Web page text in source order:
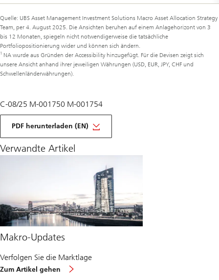
Quelle: UBS Asset Management Investment Solutions Macro Asset Allocation Strategy
Team, per 4. August 2025. Die Ansichten beruhen auf einem Anlagehorizont von 3
bis 12 Monaten, spiegeln nicht notwendigerweise die tatsächliche
Portfoliopositionierung wider und können sich ändern.
1 NA wurde aus Gründen der Accessibility hinzugefügt. Für die Devisen zeigt sich
unsere Ansicht anhand ihrer jeweiligen Währungen (USD, EUR, JPY, CHF und
Schwellenländerwährungen).
C-08/25 M-001750 M-001754
PDF herunterladen (EN)
monatliche
Makro-
2025
Verwandte Artikel
Makro-Updates
Verfolgen Sie die Marktlage
Zum Artikel gehen